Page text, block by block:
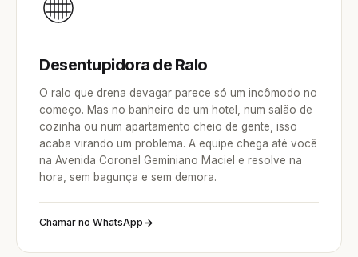
Desentupidora de Ralo
O ralo que drena devagar parece só um incômodo no
começo. Mas no banheiro de um hotel, num salão de
cozinha ou num apartamento cheio de gente, isso
acaba virando um problema. A equipe chega até você
na Avenida Coronel Geminiano Maciel e resolve na
hora, sem bagunça e sem demora.
Chamar no WhatsApp